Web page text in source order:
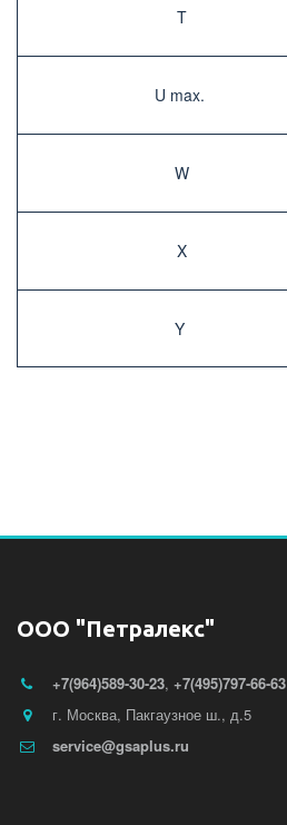
T
U max. ­
W
X
Y ­
ООО "Петралекс"
+7(964)589-30-23, +7(495)797-66-63
г. Москва, Пакгаузное ш., д.5
service@gsaplus.ru